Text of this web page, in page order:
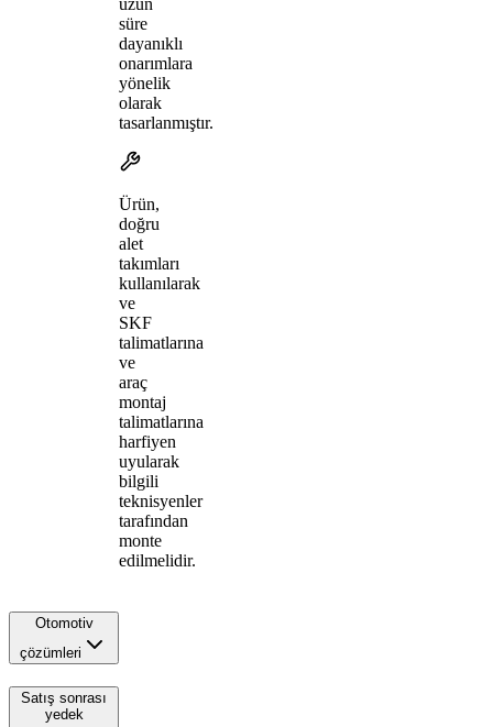
süre
dayanıklı
onarımlara
yönelik
olarak
tasarlanmıştır.
Ürün,
doğru
alet
takımları
kullanılarak
ve
SKF
talimatlarına
ve
araç
montaj
talimatlarına
harfiyen
uyularak
bilgili
teknisyenler
tarafından
monte
edilmelidir.
Otomotiv
çözümleri
Satış sonrası
yedek